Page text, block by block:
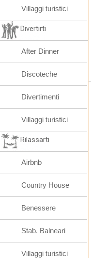
Villaggi turistici
Divertirti
After Dinner
Discoteche
Divertimenti
Villaggi turistici
Rilassarti
Airbnb
Country House
Benessere
Stab. Balneari
Villaggi turistici